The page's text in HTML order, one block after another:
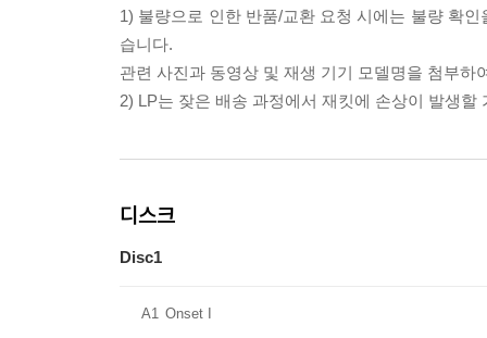
1) 불량으로 인한 반품/교환 요청 시에는 불량 확
습니다.
관련 사진과 동영상 및 재생 기기 모델명을 첨부하
2) LP는 잦은 배송 과정에서 재킷에 손상이 발생
디스크
Disc1
A1 Onset I